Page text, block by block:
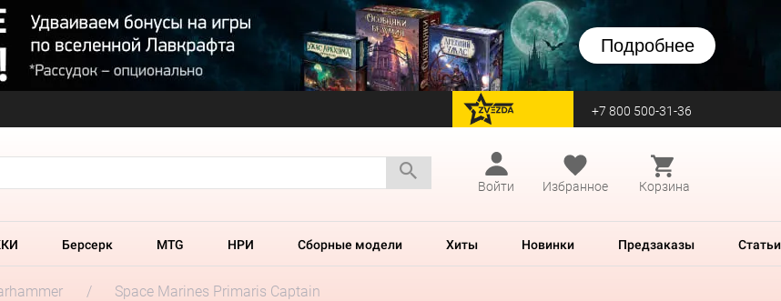
Подробнее
перейти на Zvezda +7 800 500-31-36
Войти
Избранное Корзина
Берсерк MTG НРИ Сборные модели Хиты Новинки Предзаказы Статьи
Space Marines Primaris Captain